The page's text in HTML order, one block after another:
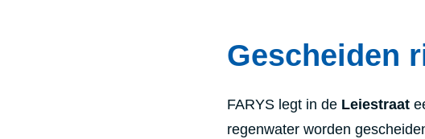
Gescheiden
FARYS legt in de Leiestraat
regenwater worden